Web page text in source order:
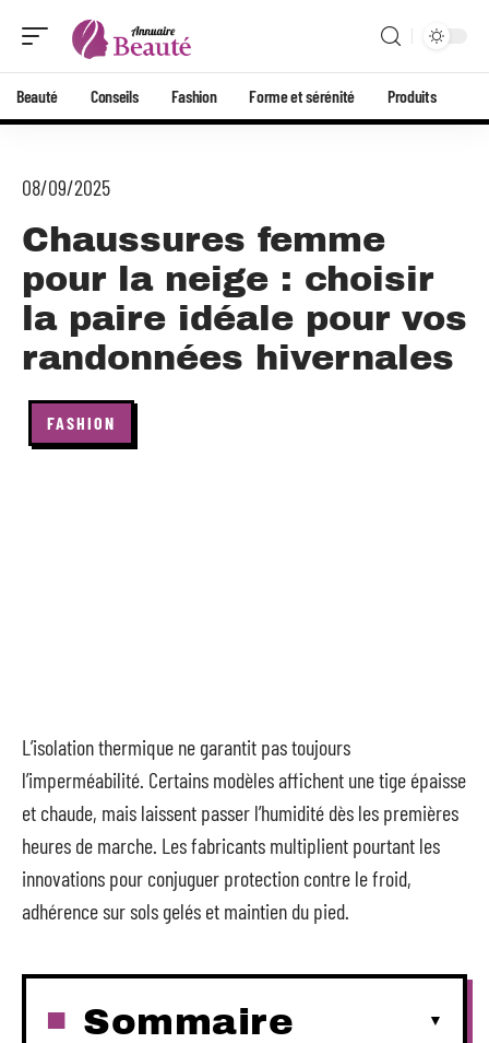
Beauté Conseils Fashion Forme et sérénité Produits
08/09/2025
Chaussures femme
pour la neige : choisir
la paire idéale pour vos
randonnées hivernales
FASHION
L’isolation thermique ne garantit pas toujours
l’imperméabilité. Certains modèles affichent une tige épaisse
et chaude, mais laissent passer l’humidité dès les premières
heures de marche. Les fabricants multiplient pourtant les
innovations pour conjuguer protection contre le froid,
adhérence sur sols gelés et maintien du pied.
Sommaire